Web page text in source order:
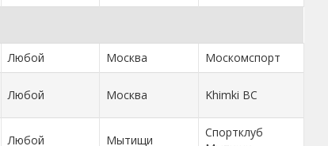
Любой Москва Москомспорт
Любой Москва Khimki BC
Любой Мытищи
Спортклуб